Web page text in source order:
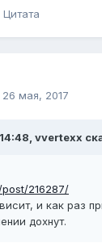
Цитата
26 мая, 2017
vvertexx
216287/
и как раз
дохнут.